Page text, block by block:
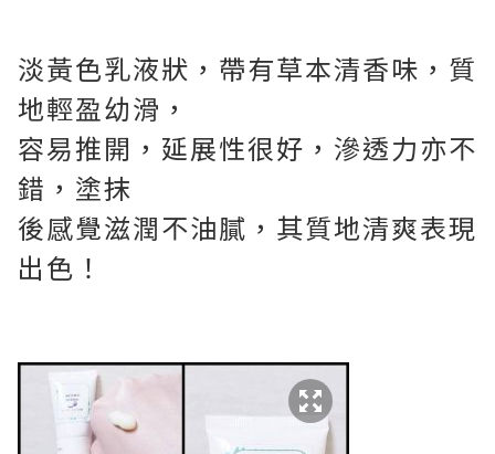
淡黃色乳液狀，帶有草本清香味，質
地輕盈幼滑，
容易推開，延展性很好，滲透力亦不
錯，塗抹
後感覺滋潤不油膩，其質地清爽表現
出色！